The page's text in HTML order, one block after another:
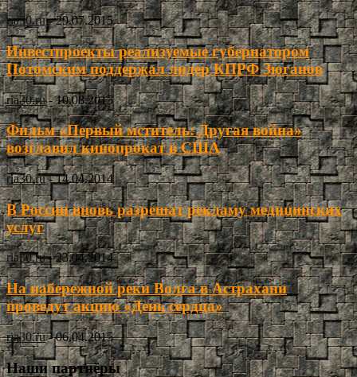
ria30.ru - 29.07.2015
Инвестпроекты реализуемые губернатором
Потомским поддержал лидер КПРФ Зюганов
ria30.ru - 10.08.2015
Фильм «Первый мститель: Другая война»
возглавил кинопрокат в США
ria30.ru - 14.04.2014
В России вновь разрешат рекламу медицинских
услуг
ria30.ru - 23.04.2014
На набережной реки Волга в Астрахани
проведут акцию «День сердца»
ria30.ru - 06.04.2015
Наши партнёры